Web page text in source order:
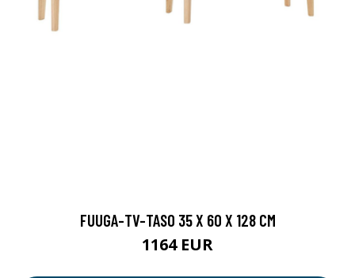
FUUGA-TV-TASO 35 X 60 X 128 CM
1164 EUR